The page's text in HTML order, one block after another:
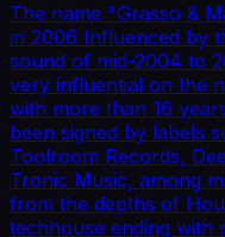
The name "Grasso &
in 2006 Influenced by
sound of mid-2004 to
very influential on the
with more than 16
been signed by labels
Toolroom Records,
Tronic Music, among
from the depths of
techhouse ending with